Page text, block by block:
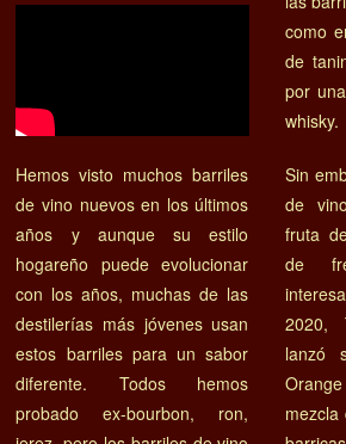
Hemos visto muchos barriles
de vino nuevos en los últimos
años y aunque su estilo
hogareño puede evolucionar
con los años, muchas de las
destilerías más jóvenes usan
estos barriles para un sabor
diferente. Todos hemos
probado ex-bourbon, ron,
como
de
por
whisky.
Sin
de
fruta
de
2020,
lanzó